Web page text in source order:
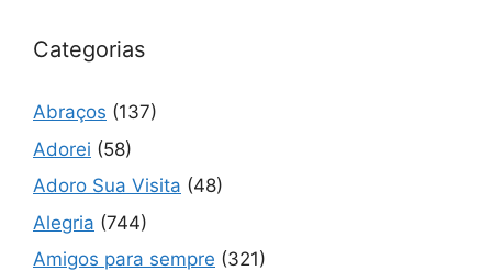
Categorias
Abraços (137)
Adorei (58)
Adoro Sua Visita (48)
Alegria (744)
Amigos para sempre (321)